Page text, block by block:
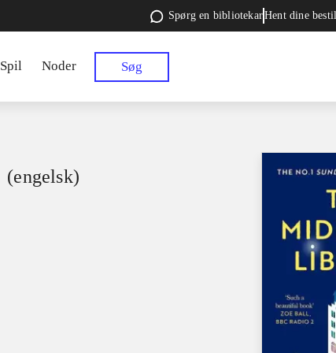
Spørg en bibliotekarHent dine
Spil Noder Søg
(engelsk)